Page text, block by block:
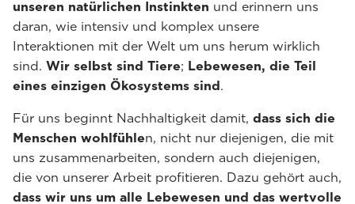
unseren natürlichen Instinkten und erinnern uns
daran, wie intensiv und komplex unsere
Interaktionen mit der Welt um uns herum wirklich
sind. Wir selbst sind Tiere; Lebewesen, die Teil
eines einzigen Ökosystems sind.
Für uns beginnt Nachhaltigkeit damit, dass sich die
Menschen wohlfühlen, nicht nur diejenigen, die mit
uns zusammenarbeiten, sondern auch diejenigen,
die von unserer Arbeit profitieren. Dazu gehört auch,
dass wir uns um alle Lebewesen und das wertvolle